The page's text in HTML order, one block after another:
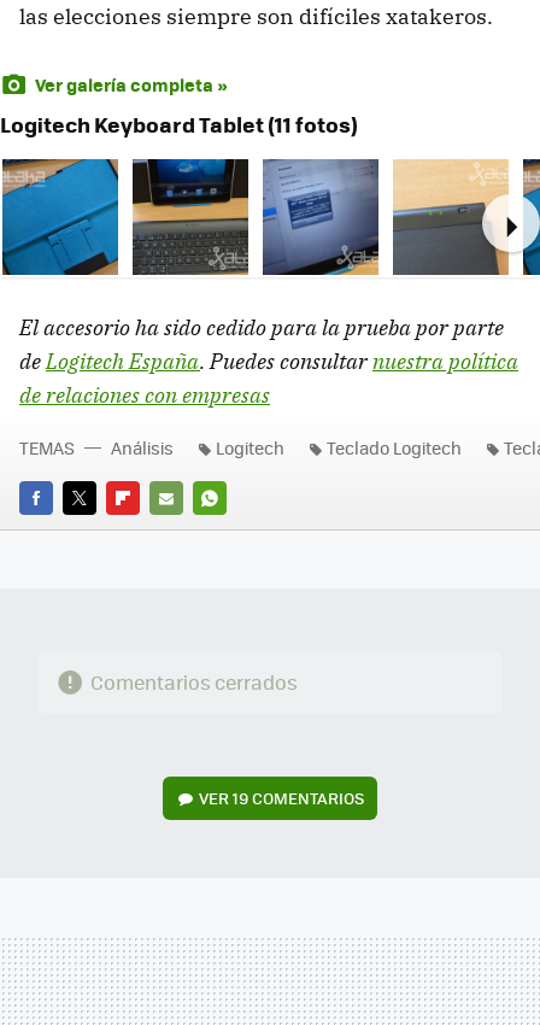
las elecciones siempre son difíciles xatakeros.
Ver galería completa »
Logitech Keyboard Tablet (11 fotos)
El accesorio ha sido cedido para la prueba por parte
deLogitech España. Puedes consultarnuestra política
de relaciones con empresas
FACEBOOK
TWITTERFLIPBOARD
E-
WHATSAPP
TEMAS Análisis Logitech Teclado Logitech
Comentarios cerrados
VER19 COMENTARIOS